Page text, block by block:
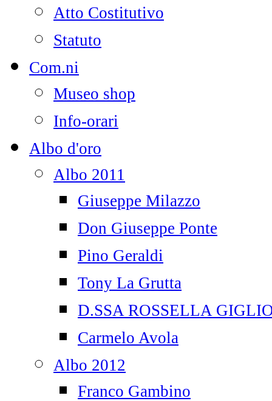
Atto Costitutivo
Statuto
Com.ni
Museo shop
Info-orari
Albo d'oro
Albo 2011
Giuseppe Milazzo
Don Giuseppe Ponte
Pino Geraldi
Tony La Grutta
D.SSA ROSSELLA
Carmelo Avola
Albo 2012
Franco Gambino